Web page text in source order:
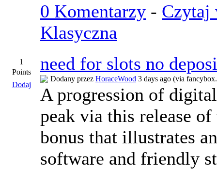
0 Komentarzy - Czytaj
Klasyczna
1
Points
Dodaj
need for slots no
Dodany przez HoraceWood 3 days ago (via
A progression of
peak via this release
bonus that illustrates
software and friendly